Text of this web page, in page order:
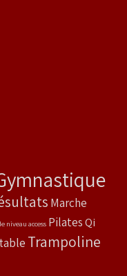
Marche
niveau access Pilates Qi
Trampoline